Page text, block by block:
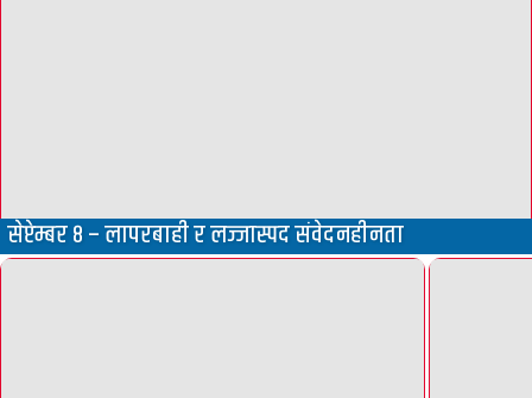
सेप्टेम्बर ८ – लापरबाही र लज्जास्पद संवेदनहीनता